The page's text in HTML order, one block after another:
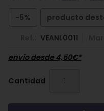
-5% producto
VEANL0011
envío desde4,50€*
Cantidad